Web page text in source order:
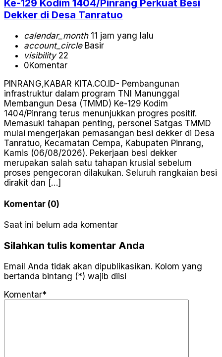
Ke-129 Kodim 1404/Pinrang Perkuat Besi
Dekker di Desa Tanratuo
calendar_month11 jam yang lalu
account_circleBasir
visibility22
0Komentar
PINRANG,KABAR KITA.CO.ID- Pembangunan
infrastruktur dalam program TNI Manunggal
Membangun Desa (TMMD) Ke-129 Kodim
1404/Pinrang terus menunjukkan progres positif.
Memasuki tahapan penting, personel Satgas TMMD
mulai mengerjakan pemasangan besi dekker di Desa
Tanratuo, Kecamatan Cempa, Kabupaten Pinrang,
Kamis (06/08/2026). Pekerjaan besi dekker
merupakan salah satu tahapan krusial sebelum
proses pengecoran dilakukan. Seluruh rangkaian besi
dirakit dan […]
Komentar (0)
Saat ini belum ada komentar
Silahkan tulis komentar Anda
Email Anda tidak akan dipublikasikan. Kolom yang
bertanda bintang (*) wajib diisi
Komentar*